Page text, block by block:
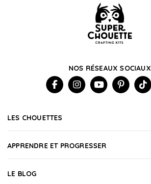
NOS RÉSEAUX SOCIAUX
LES CHOUETTES
APPRENDRE ET PROGRESSER
LE BLOG